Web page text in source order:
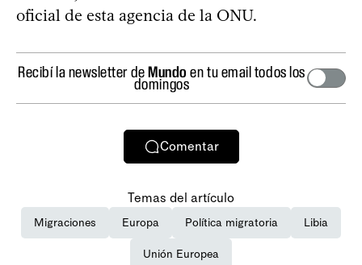
oficial de esta agencia de la ONU.
Recibí la newsletter deMundo en tu email todos los
domingos
Comentar
Temas del artículo
Migraciones Europa Política migratoria Libia
Unión Europea